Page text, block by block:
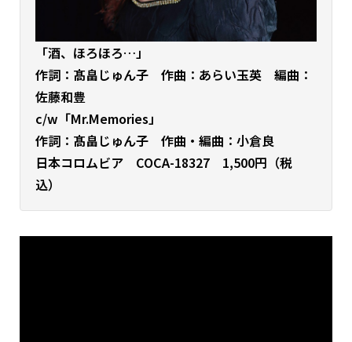
「酒、ほろほろ…」
作詞：髙畠じゅん子 作曲：あらい玉英 編曲：
佐藤和豊
c/w「Mr.Memories」
作詞：髙畠じゅん子 作曲・編曲：小倉良
日本コロムビア COCA-18327 1,500円（税
込）